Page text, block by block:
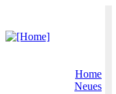
Home
Neues